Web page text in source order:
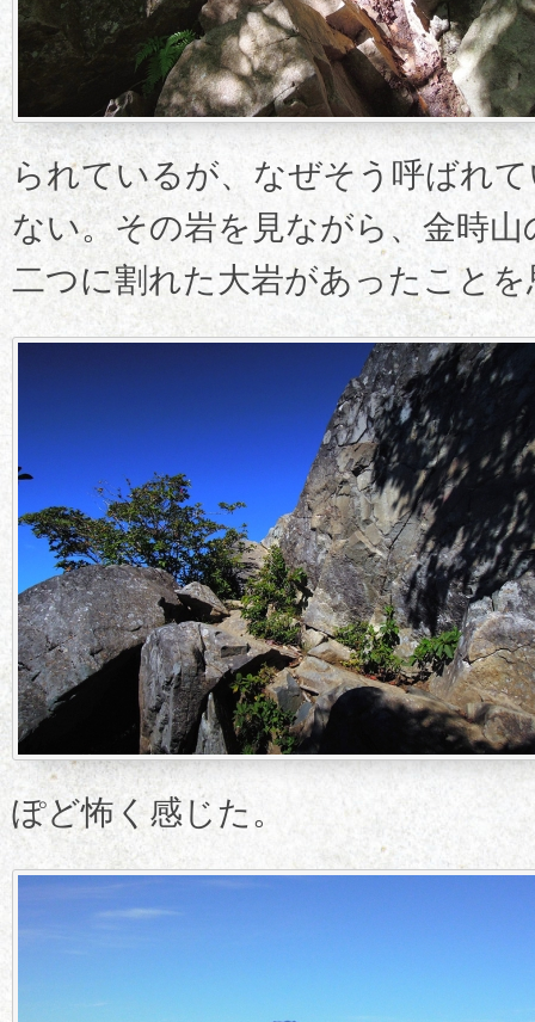
られているが、なぜそう呼ばれ
ない。その岩を見ながら、金時
二つに割れた大岩があったこと
ぽど怖く感じた。